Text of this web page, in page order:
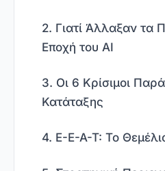
2. Γιατί Άλλαξαν τα
Εποχή του AI
3. Οι 6 Κρίσιμοι
Κατάταξης
4. E-E-A-T: Το